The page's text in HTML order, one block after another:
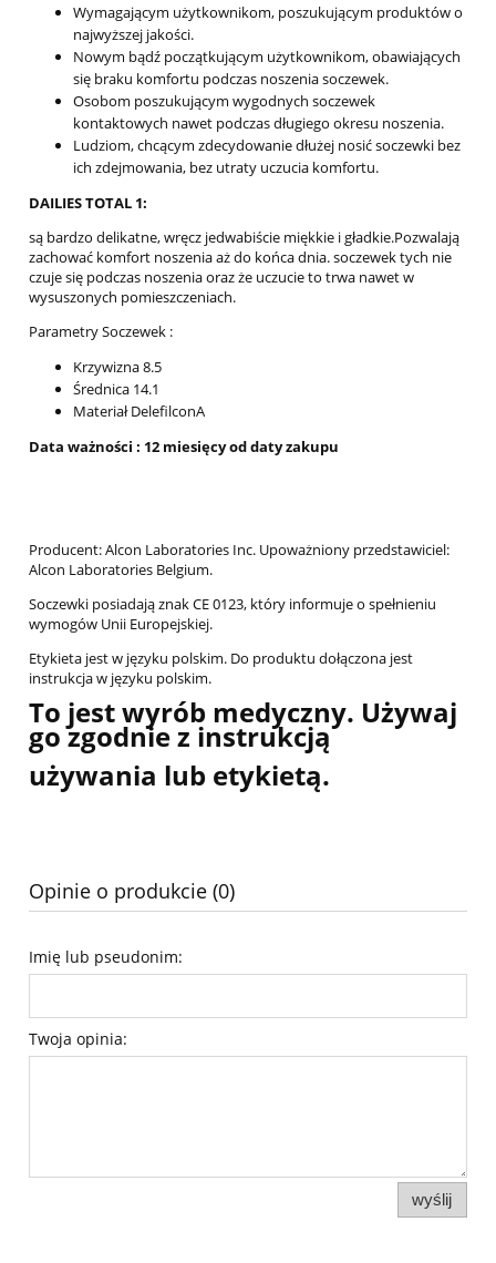
Wymagającym użytkownikom, poszukującym produktów o
najwyższej jakości.
Nowym bądź początkującym użytkownikom, obawiających
się braku komfortu podczas noszenia soczewek.
Osobom poszukującym wygodnych soczewek
kontaktowych nawet podczas długiego okresu noszenia.
Ludziom, chcącym zdecydowanie dłużej nosić soczewki bez
ich zdejmowania, bez utraty uczucia komfortu.
DAILIES TOTAL 1:
są bardzo delikatne, wręcz jedwabiście miękkie i gładkie.Pozwalają
zachować komfort noszenia aż do końca dnia. soczewek tych nie
czuje się podczas noszenia oraz że uczucie to trwa nawet w
wysuszonych pomieszczeniach.
Parametry Soczewek :
Krzywizna 8.5
Średnica 14.1
Materiał DelefilconA
Data ważności : 12 miesięcy od daty zakupu
Producent: Alcon Laboratories Inc. Upoważniony przedstawiciel:
Alcon Laboratories Belgium.
Soczewki posiadają znak CE 0123, który informuje o spełnieniu
wymogów Unii Europejskiej.
Etykieta jest w języku polskim. Do produktu dołączona jest
instrukcja w języku polskim.
To jest wyrób medyczny. Używaj
go zgodnie z instrukcją
używania lub etykietą.
Opinie o produkcie (0)
Imię lub pseudonim:
Twoja opinia:
wyślij